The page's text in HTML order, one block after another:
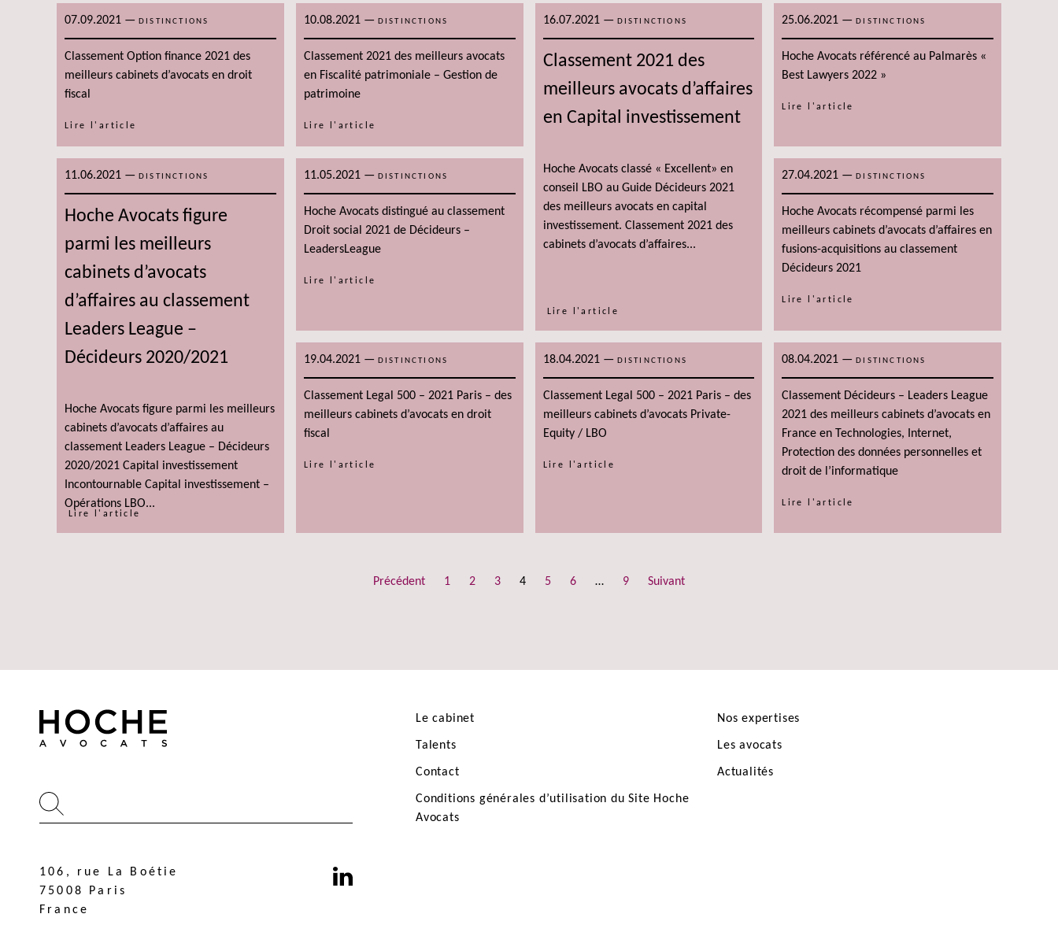
106, rue La Boétie
75008 Paris
France
07.09.2021 — DISTINCTIONS
Classement Option finance 2021 des
meilleurs cabinets d’avocats en droit
fiscal
Lire l'article
10.08.2021— DISTINCTIONS
Classement 2021 des meilleurs avocats
en Fiscalité patrimoniale – Gestion de
patrimoine
Lire l'article
16.07.2021— DISTINCTIONS
Classement 2021 des
meilleurs avocats d’affaires
en Capital investissement
Hoche Avocats classé « Excellent» en
conseil LBO au Guide Décideurs 2021
des meilleurs avocats en capital
investissement. Classement 2021 des
cabinets d’avocats d’affaires...
Lire l'article
25.06.2021 —DISTINCTIONS
Hoche Avocats référencé au Palmarès «
Best Lawyers 2022 »
Lire l'article
11.06.2021 — DISTINCTIONS
Hoche Avocats figure
parmi les meilleurs
cabinets d’avocats
d’affaires au classement
Leaders League –
Décideurs 2020/2021
Hoche Avocats figure parmi les meilleurs
cabinets d’avocats d’affaires au
classement Leaders League – Décideurs
2020/2021 Capital investissement
Incontournable Capital investissement –
Opérations LBO...
Lire l'article
11.05.2021— DISTINCTIONS
Hoche Avocats distingué au classement
Droit social 2021 de Décideurs –
LeadersLeague
Lire l'article
27.04.2021 —DISTINCTIONS
Hoche Avocats récompensé parmi les
meilleurs cabinets d’avocats d’affaires en
fusions-acquisitions au classement
Décideurs 2021
Lire l'article
19.04.2021— DISTINCTIONS
Classement Legal 500 – 2021 Paris – des
meilleurs cabinets d’avocats en droit
fiscal
Lire l'article
18.04.2021— DISTINCTIONS
Classement Legal 500 – 2021 Paris – des
meilleurs cabinets d’avocats Private-
Equity / LBO
Lire l'article
08.04.2021 —DISTINCTIONS
Classement Décideurs – Leaders League
2021 des meilleurs cabinets d’avocats en
France en Technologies, Internet,
Protection des données personnelles et
droit de l’informatique
Lire l'article
Précédent 1 2 3 4 5 6 … 9 Suivant
106, rue La Boétie
75008 Paris
France
Le cabinet Nos expertises
Talents Les avocats
Contact Actualités
Conditions générales d’utilisation du Site Hoche
Avocats